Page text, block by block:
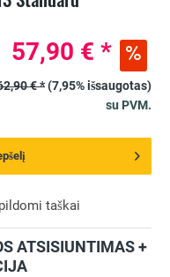
taškai
ATSISIUNTIMAS +
57,90 € *
€ *(7,95% išsaugotas)
su PVM.